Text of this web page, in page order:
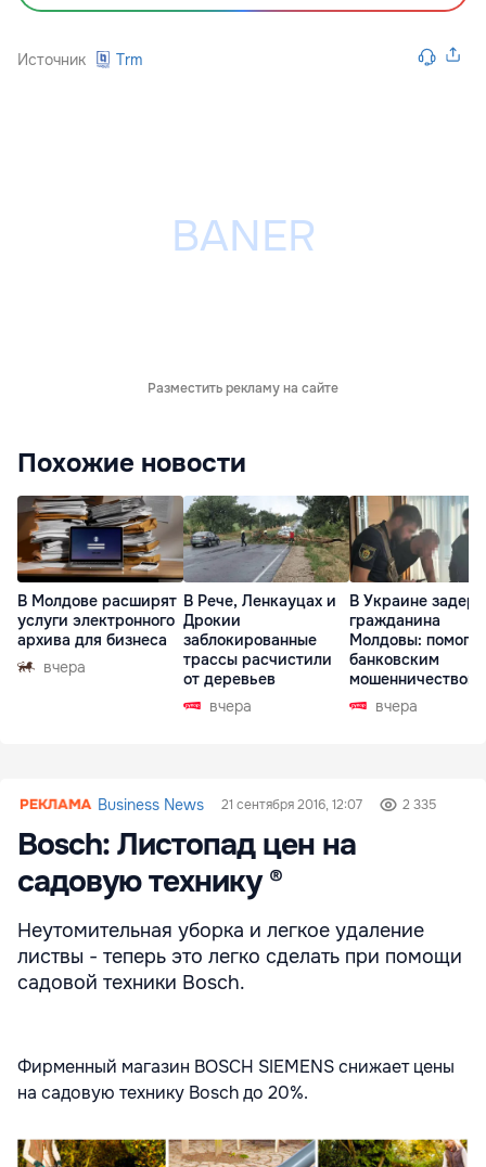
Источник Trm
Разместить рекламу на сайте
Похожие новости
В Молдове расширят
услуги электронного
архива для бизнеса
вчера
В Рече, Ленкауцах и
Дрокии
заблокированные
трассы расчистили
от деревьев
вчера
В Украине
гражданина
Молдовы:
банковским
мошенничеством
Чехиивчера
Business News 21 сентября 2016, 12:07 2 335
Bosch: Листопад цен на
садовую технику ®
Неутомительная уборка и легкое удаление
листвы - теперь это легко сделать при помощи
садовой техники Вosch.
Фирменный магазин BOSCH SIEMENS снижает цены
на садовую технику Bosch до 20%.